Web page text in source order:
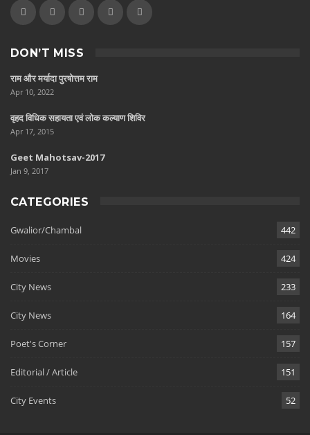
DON’T MISS
राम और मर्यादा पुरषोत्तम राम
Apr 10, 2022
वृहद विधिक सहायता एवं लोक कल्याण शिविर
Apr 17, 2015
Geet Mahotsav-2017
Jan 9, 2017
CATEGORIES
Gwalior/Chambal 442
Movies 424
City News 233
City News 164
Poet's Corner 157
Editorial / Article 151
City Events 52